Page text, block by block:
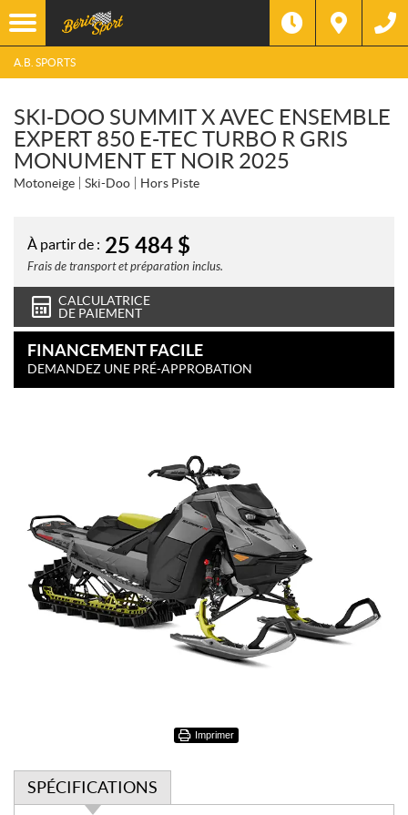
A.B. SPORTS
SKI-DOO SUMMIT X AVEC ENSEMBLE
EXPERT 850 E-TEC TURBO R GRIS
MONUMENT ET NOIR 2025
Motoneige Ski-Doo Hors Piste
À partir de : 25 484 $
Frais de transport et préparation inclus.
CALCULATRICE
DE PAIEMENT
FINANCEMENT FACILE
DEMANDEZ UNE PRÉ-APPROBATION
Imprimer
SPÉCIFICATIONS